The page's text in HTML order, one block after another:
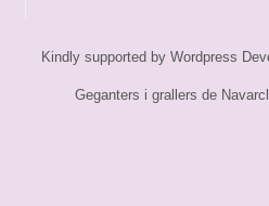
Kindly supported byWordpress
Geganters i grallers de